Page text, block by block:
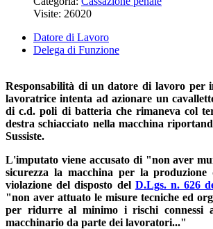
Visite: 26020
Datore di Lavoro
Delega di Funzione
Responsabilità di un datore di lavoro per
lavoratrice intenta ad azionare un
di c.d. poli di batteria che rimaneva col
destra schiacciato nella macchina
Sussiste.
L'imputato viene accusato di "non aver
sicurezza la macchina per la
violazione del disposto del D.Lgs. n. 626
"non aver attuato le misure tecniche ed
per ridurre al minimo i rischi connessi
macchinario da parte dei lavoratori..."